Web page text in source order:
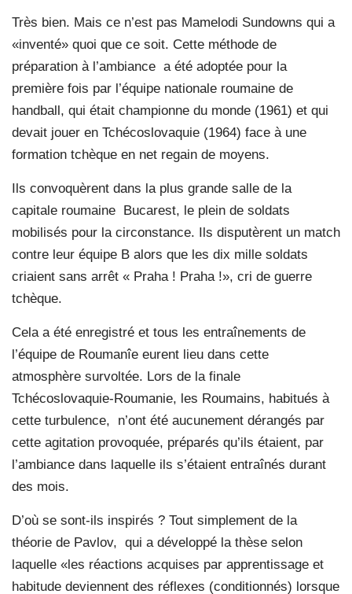
Très bien. Mais ce n’est pas Mamelodi Sundowns qui a
«inventé» quoi que ce soit. Cette méthode de
préparation à l’ambiance a été adoptée pour la
première fois par l’équipe nationale roumaine de
handball, qui était championne du monde (1961) et qui
devait jouer en Tchécoslovaquie (1964) face à une
formation tchèque en net regain de moyens.
Ils convoquèrent dans la plus grande salle de la
capitale roumaine Bucarest, le plein de soldats
mobilisés pour la circonstance. Ils disputèrent un match
contre leur équipe B alors que les dix mille soldats
criaient sans arrêt « Praha ! Praha !», cri de guerre
tchèque.
Cela a été enregistré et tous les entraînements de
l’équipe de Roumanîe eurent lieu dans cette
atmosphère survoltée. Lors de la finale
Tchécoslovaquie-Roumanie, les Roumains, habitués à
cette turbulence, n’ont été aucunement dérangés par
cette agitation provoquée, préparés qu’ils étaient, par
l’ambiance dans laquelle ils s’étaient entraînés durant
des mois.
D’où se sont-ils inspirés ? Tout simplement de la
théorie de Pavlov, qui a développé la thèse selon
laquelle «les réactions acquises par apprentissage et
habitude deviennent des réflexes (conditionnés) lorsque